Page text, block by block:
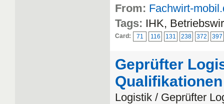
From: Fachwirt-
Tags: IHK,
Card: 71 116 131 238 372 397
Geprüfter
Qualifikationen
Logistik / Geprüfter